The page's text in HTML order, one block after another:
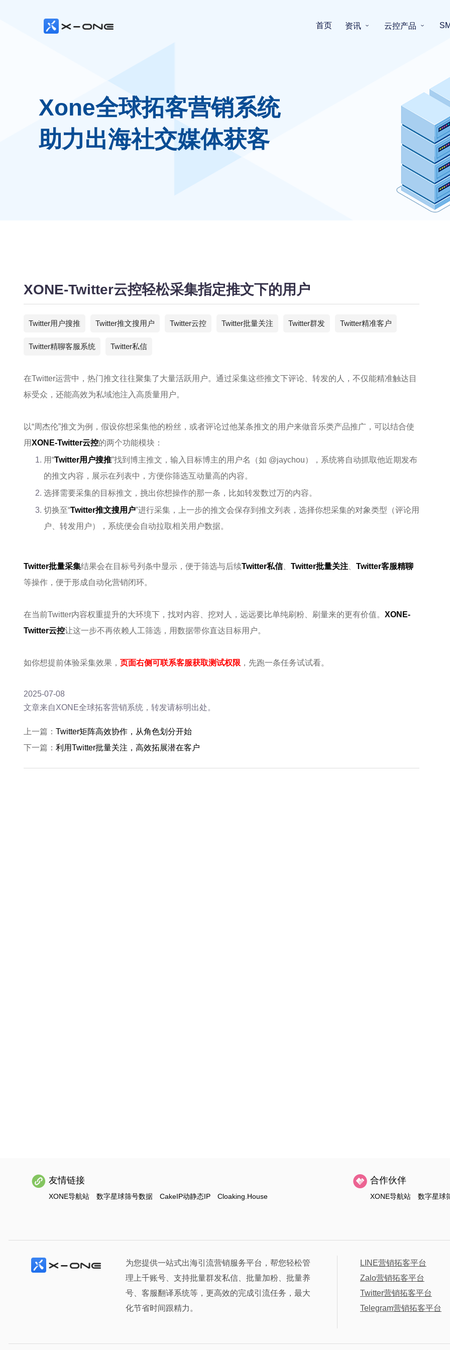
首页 资讯 云控产品
Xone全球拓客营销系统
助力出海社交媒体获客
XONE-Twitter云控轻松采集指定推文下的用户
Twitter用户搜推 Twitter推文搜用户 Twitter云控 Twitter批量关注 Twitter群发 Twitter精准客户
Twitter精聊客服系统 Twitter私信
在Twitter运营中，热门推文往往聚集了大量活跃用户。通过采集这些推文下评论、转发的人，不仅能精准触达目
标受众，还能高效为私域池注入高质量用户。
以“周杰伦”推文为例，假设你想采集他的粉丝，或者评论过他某条推文的用户来做音乐类产品推广，可以结合使
用XONE-Twitter云控的两个功能模块：
用“Twitter用户搜推”找到博主推文，输入目标博主的用户名（如 @jaychou），系统将自动抓取他近期发布
的推文内容，展示在列表中，方便你筛选互动量高的内容。
选择需要采集的目标推文，挑出你想操作的那一条，比如转发数过万的内容。
切换至“Twitter推文搜用户”进行采集，上一步的推文会保存到推文列表，选择你想采集的对象类型（评论用
户、转发用户），系统便会自动拉取相关用户数据。
Twitter批量采集结果会在目标号列条中显示，便于筛选与后续Twitter私信、 Twitter批量关注
Twitter客服精聊
等操作，便于形成自动化营销闭环。
在当前Twitter内容权重提升的大环境下，找对内容、挖对人，远远要比单纯刷粉、刷量来的更有价值。 XONE-
Twitter云控让这一步不再依赖人工筛选，用数据带你直达目标用户。
如你想提前体验采集效果， 页面右侧可联系客服获取测试权限 ，先跑一条任务试试看。
2025-07-08
文章来自XONE全球拓客营销系统，转发请标明出处。
上一篇： Twitter矩阵高效协作，从角色划分开始
下一篇： 利用Twitter批量关注，高效拓展潜在客户
友情链接
XONE导航站 数字星球筛号数据 CakeIP动静态IP Cloaking.House
合作伙伴
XONE导航站 数字星球
为您提供一站式出海引流营销服务平台，帮您轻松管
理上千账号、支持批量群发私信、批量加粉、批量养
号、客服翻译系统等，更高效的完成引流任务，最大
化节省时间跟精力。
LINE营销拓客平台
Zalo营销拓客平台
Twitter营销拓客平台
Telegram营销拓客平台